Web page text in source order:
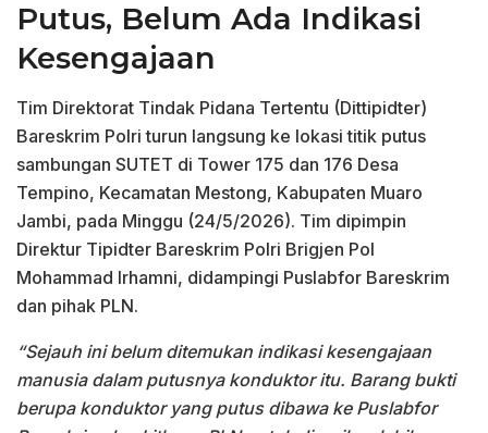
Putus, Belum Ada Indikasi
Kesengajaan
Tim Direktorat Tindak Pidana Tertentu (Dittipidter)
Bareskrim Polri turun langsung ke lokasi titik putus
sambungan SUTET di Tower 175 dan 176 Desa
Tempino, Kecamatan Mestong, Kabupaten Muaro
Jambi, pada Minggu (24/5/2026). Tim dipimpin
Direktur Tipidter Bareskrim Polri Brigjen Pol
Mohammad Irhamni, didampingi Puslabfor Bareskrim
dan pihak PLN.
“Sejauh ini belum ditemukan indikasi kesengajaan
manusia dalam putusnya konduktor itu. Barang bukti
berupa konduktor yang putus dibawa ke Puslabfor